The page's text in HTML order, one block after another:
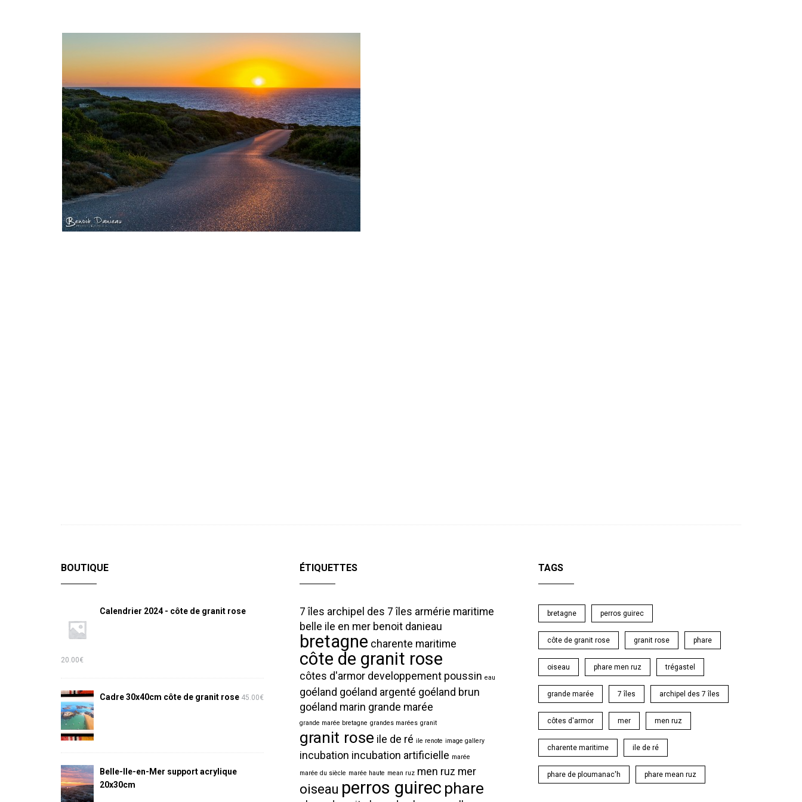
BOUTIQUE
Calendrier 2024 - côte de granit rose
20.00€
Cadre 30x40cm côte de granit rose 45.00€
Belle-Ile-en-Mer support acrylique
20x30cm
ÉTIQUETTES
7 îles archipel des 7 îles armérie maritime
belle ile en mer benoit danieau
bretagne charente maritime
côte de granit rose
côtes d'armor developpement poussin eau
goéland goéland argenté goéland brun
goéland marin grande marée
grande marée bretagne grandes marées granit
granit rose ile de ré ile renote image gallery
incubation incubation artificielle marée
marée du siècle marée haute mean ruz men ruz mer
oiseau perros guirec phare
TAGS
bretagne perros guirec
côte de granit rose granit rose phare
oiseau phare men ruz trégastel
grande marée 7 îles archipel des 7 îles
côtes d'armor mer men ruz
charente maritime ile de ré
phare de ploumanac'h phare mean ruz